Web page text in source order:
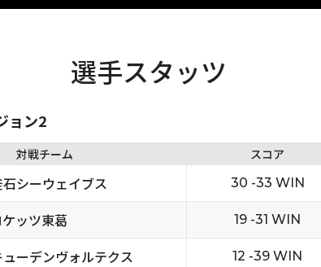
選手スタッツ
ョン2
対戦チーム スコア
シーウェイブス 30 -33 WIN
ッツ東葛 19 -31 WIN
ーデンヴォルテクス 12 -39 WIN